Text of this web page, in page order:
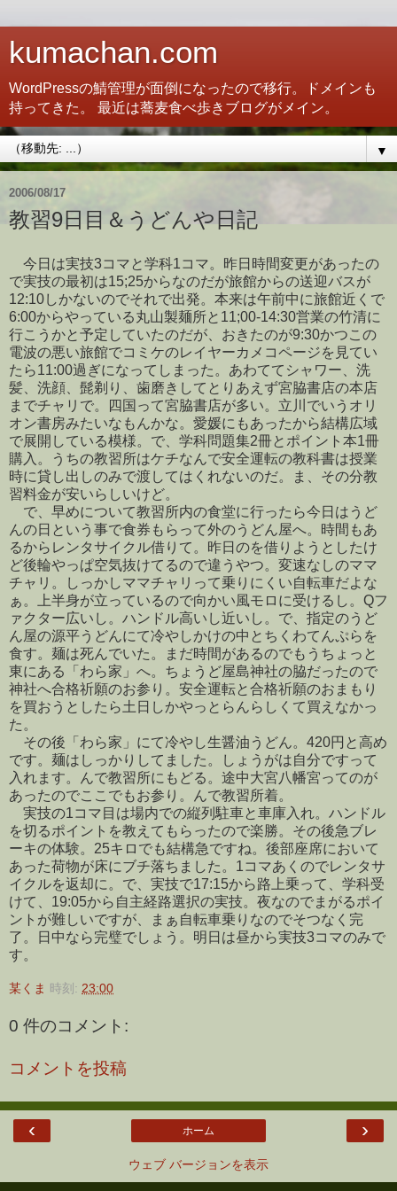
kumachan.com
WordPressの鯖管理が面倒になったので移行。ドメインも
持ってきた。 最近は蕎麦食べ歩きブログがメイン。
▼
2006/08/17
教習9日目＆うどんや日記
今日は実技3コマと学科1コマ。昨日時間変更があったの
で実技の最初は15;25からなのだが旅館からの送迎バスが
12:10しかないのでそれで出発。本来は午前中に旅館近くで
6:00からやっている丸山製麺所と11;00-14:30営業の竹清に
行こうかと予定していたのだが、おきたのが9:30かつこの
電波の悪い旅館でコミケのレイヤーカメコページを見てい
たら11:00過ぎになってしまった。あわててシャワー、洗
髪、洗顔、髭剃り、歯磨きしてとりあえず宮脇書店の本店
までチャリで。四国って宮脇書店が多い。立川でいうオリ
オン書房みたいなもんかな。愛媛にもあったから結構広域
で展開している模様。で、学科問題集2冊とポイント本1冊
購入。うちの教習所はケチなんで安全運転の教科書は授業
時に貸し出しのみで渡してはくれないのだ。ま、その分教
習料金が安いらしいけど。
で、早めについて教習所内の食堂に行ったら今日はうど
んの日という事で食券もらって外のうどん屋へ。時間もあ
るからレンタサイクル借りて。昨日のを借りようとしたけ
ど後輪やっぱ空気抜けてるので違うやつ。変速なしのママ
チャリ。しっかしママチャリって乗りにくい自転車だよな
ぁ。上半身が立っているので向かい風モロに受けるし。Qフ
ァクター広いし。ハンドル高いし近いし。で、指定のうど
ん屋の源平うどんにて冷やしかけの中とちくわてんぷらを
食す。麺は死んでいた。まだ時間があるのでもうちょっと
東にある「わら家」へ。ちょうど屋島神社の脇だったので
神社へ合格祈願のお参り。安全運転と合格祈願のおまもり
を買おうとしたら土日しかやっとらんらしくて買えなかっ
た。
その後「わら家」にて冷やし生醤油うどん。420円と高め
です。麺はしっかりしてました。しょうがは自分ですって
入れます。んで教習所にもどる。途中大宮八幡宮ってのが
あったのでここでもお参り。んで教習所着。
実技の1コマ目は場内での縦列駐車と車庫入れ。ハンドル
を切るポイントを教えてもらったので楽勝。その後急ブレ
ーキの体験。25キロでも結構急ですね。後部座席において
あった荷物が床にブチ落ちました。1コマあくのでレンタサ
イクルを返却に。で、実技で17:15から路上乗って、学科受
けて、19:05から自主経路選択の実技。夜なのでまがるポイ
ントが難しいですが、まぁ自転車乗りなのでそつなく完
了。日中なら完璧でしょう。明日は昼から実技3コマのみで
す。
某くま 時刻: 23:00
0 件のコメント:
コメントを投稿
‹ ›
ホーム
ウェブ バージョンを表示